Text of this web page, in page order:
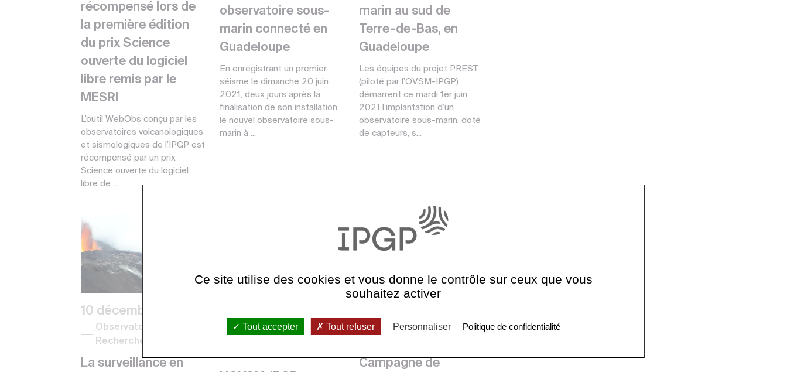
récompensé lors de
la première édition
du prix Science
ouverte du logiciel
libre remis par le
MESRI
L’outil WebObs conçu par les
observatoires volcanologiques
et sismologiques de l’IPGP est
récompensé par un prix
Science ouverte du logiciel
libre de ...
observatoire sous-
marin connecté en
Guadeloupe
En enregistrant un premier
séisme le dimanche 20 juin
2021, deux jours après la
finalisation de son installation,
le nouvel observatoire sous-
marin à ...
marin au sud de
Terre-de-Bas, en
Guadeloupe
Les équipes du projet PREST
(piloté par l’OVSM-IPGP)
démarrent ce mardi 1er juin
2021 l’implantation d’un
observatoire sous-marin, doté
de capteurs, s...
10 décembre 2020
Observatoires, Presse,
Recherche
La surveillance en
Grand Public,
Recherche
Observatoires, Presse,
Campagne de
Ce site utilise des cookies et vous donne le contrôle sur ceux que vous
souhaitez activer
Tout accepter Tout refuser Personnaliser Politique de confidentialité